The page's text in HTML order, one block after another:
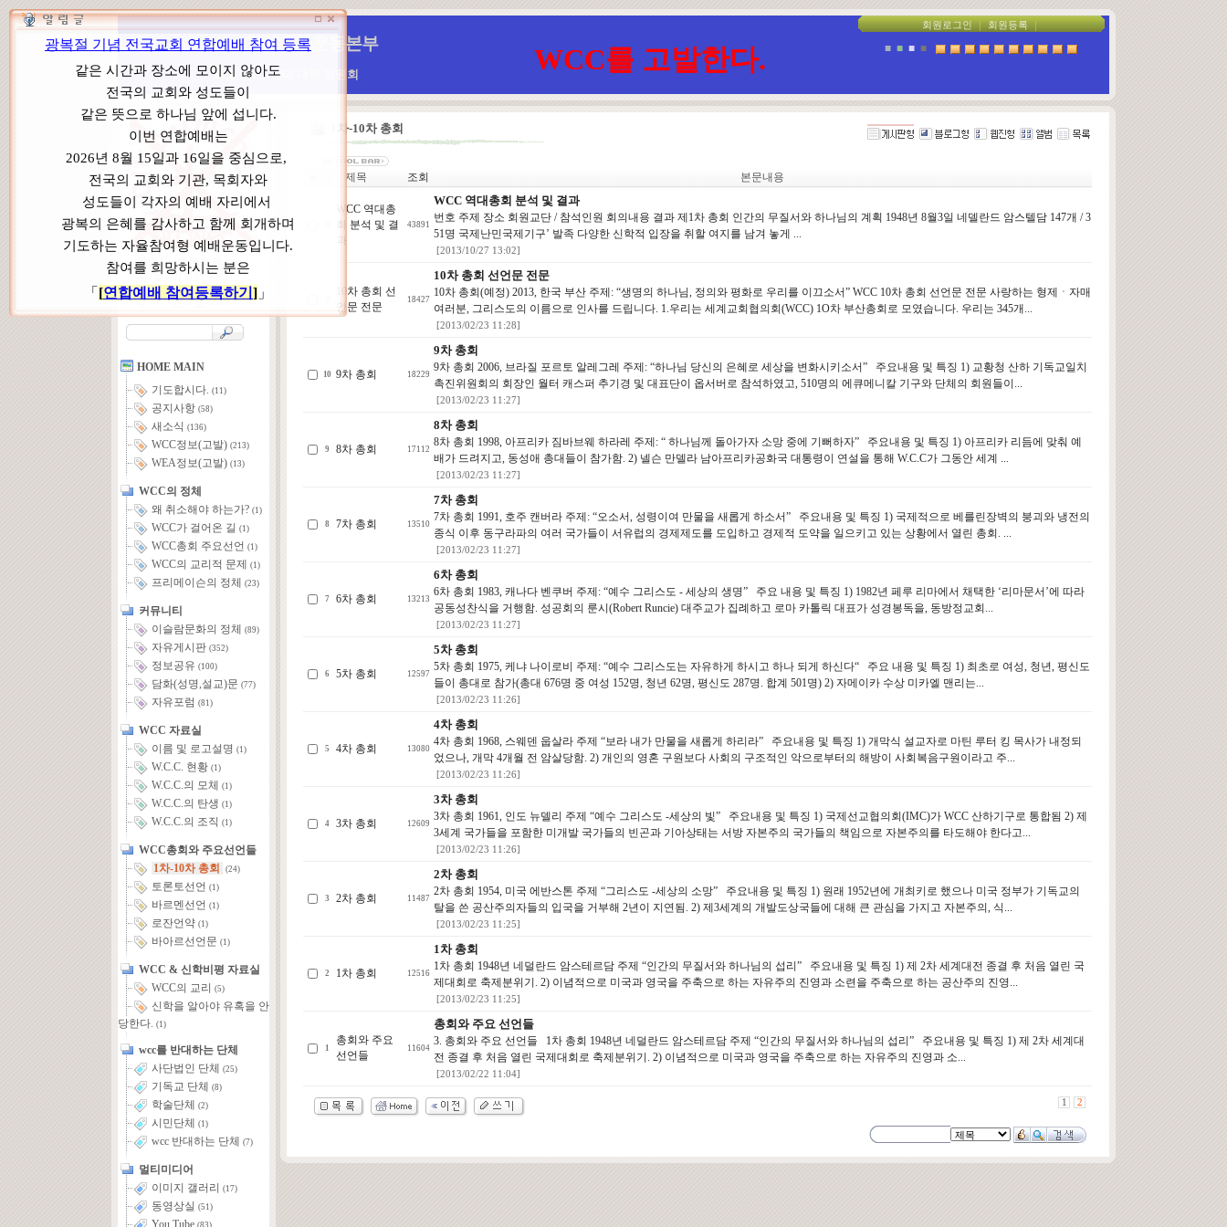
WCC 고발(반대)운동본부
특별 WCC 반대 대책 위원회 WCC를 고발한다.
회원로그인 회원등록
■ ■ ■ ■
본부장 : 박동호 목사
고 문 : 남성운 목사
위원장 : 이상원 목사
총 무 : 권태섭 목사
HOME MAIN
기도합시다. (11)
공지사항 (58)
새소식 (136)
WCC정보(고발) (213)
WEA정보(고발) (13)
WCC의 정체
왜 취소해야 하는가? (1)
WCC가 걸어온 길 (1)
WCC총회 주요선언 (1)
WCC의 교리적 문제 (1)
프리메이슨의 정체 (23)
커뮤니티
이슬람문화의 정체
(89)
자유게시판 (352)
정보공유 (100)
담화(성명,설교)문 (77)
자유포럼 (81)
WCC 자료실
이름 및 로고설명 (1)
W.C.C. 현황 (1)
W.C.C.의 모체 (1)
W.C.C.의 탄생 (1)
W.C.C.의 조직 (1)
WCC총회와 주요선언들
1차-10차 총회
(24)
토론토선언 (1)
바르멘선언 (1)
로잔언약 (1)
바아르선언문 (1)
WCC & 신학비평 자료실
WCC의 교리
(5)
신학을 알아야 유혹을 안
당한다. (1)
wcc를 반대하는 단체
사단법인 단체
(25)
기독교 단체 (8)
학술단체 (2)
시민단체 (1)
wcc 반대하는 단체 (7)
멀티미디어
이미지 갤러리
(17)
동영상실 (51)
You Tube
1차-10차 총회
제목 조회 본문내용
WCC 역대총
회 분석 및 결
43891
WCC 역대총회 분석 및 결과
번호 주제 장소 회원교단 / 참석인원 회의내용 결과 제1차 총회 인간의 무질서와 하나님의 계획 1948년 8월3일 네델란드 암스텔담 147개 / 3
51명 국제난민국제기구’ 발족 다양한 신학적 입장을 취할 여지를 남겨 놓게 ...
[2013/10/27 13:02]
10차 총회 선
언문 전문
18427
10차 총회 선언문 전문
10차 총회(예정) 2013, 한국 부산 주제: “생명의 하나님, 정의와 평화로 우리를 이끄소서” WCC 10차 총회 선언문 전문 사랑하는 형제ㆍ자매
여러분, 그리스도의 이름으로 인사를 드립니다. 1.우리는 세계교회협의회(WCC) 1O차 부산총회로 모였습니다. 우리는 345개...
[2013/02/23 11:28]
10 9차 총회 18229
9차 총회
9차 총회 2006, 브라질 포르토 알레그레 주제: “하나님 당신의 은혜로 세상을 변화시키소서” 주요내용 및 특징 1) 교황청 산하 기독교일치
촉진위원회의 회장인 월터 캐스퍼 추기경 및 대표단이 옵서버로 참석하였고, 510명의 에큐메니칼 기구와 단체의 회원들이...
[2013/02/23 11:27]
9 8차 총회 17112
8차 총회
8차 총회 1998, 아프리카 짐바브웨 하라레 주제: “ 하나님께 돌아가자 소망 중에 기뻐하자” 주요내용 및 특징 1) 아프리카 리듬에 맞춰 예
배가 드려지고, 동성애 총대들이 참가함. 2) 넬슨 만델라 남아프리카공화국 대통령이 연설을 통해 W.C.C가 그동안 세계 ...
[2013/02/23 11:27]
8 7차 총회 13510
7차 총회
7차 총회 1991, 호주 캔버라 주제: “오소서, 성령이여 만물을 새롭게 하소서” 주요내용 및 특징 1) 국제적으로 베를린장벽의 붕괴와 냉전의
종식 이후 동구라파의 여러 국가들이 서유럽의 경제제도를 도입하고 경제적 도약을 일으키고 있는 상황에서 열린 총회. ...
[2013/02/23 11:27]
7 6차 총회 13213
6차 총회
6차 총회 1983, 캐나다 벤쿠버 주제: “예수 그리스도 - 세상의 생명” 주요 내용 및 특징 1) 1982년 페루 리마에서 채택한 ‘리마문서’에 따라
공동성찬식을 거행함. 성공회의 룬시(Robert Runcie) 대주교가 집례하고 로마 카톨릭 대표가 성경봉독을, 동방정교회...
[2013/02/23 11:27]
6 5차 총회 12597
5차 총회
5차 총회 1975, 케냐 나이로비 주제: “예수 그리스도는 자유하게 하시고 하나 되게 하신다“ 주요 내용 및 특징 1) 최초로 여성, 청년, 평신도
들이 총대로 참가(총대 676명 중 여성 152명, 청년 62명, 평신도 287명. 합계 501명) 2) 자메이카 수상 미카엘 맨리는...
[2013/02/23 11:26]
5 4차 총회 13080
4차 총회
4차 총회 1968, 스웨덴 웁살라 주제 “보라 내가 만물을 새롭게 하리라” 주요내용 및 특징 1) 개막식 설교자로 마틴 루터 킹 목사가 내정되
었으나, 개막 4개월 전 암살당함. 2) 개인의 영혼 구원보다 사회의 구조적인 악으로부터의 해방이 사회복음구원이라고 주...
[2013/02/23 11:26]
4 3차 총회 12609
3차 총회
3차 총회 1961, 인도 뉴델리 주제 “예수 그리스도 -세상의 빛” 주요내용 및 특징 1) 국제선교협의회(IMC)가 WCC 산하기구로 통합됨 2) 제
3세계 국가들을 포함한 미개발 국가들의 빈곤과 기아상태는 서방 자본주의 국가들의 책임으로 자본주의를 타도해야 한다고...
[2013/02/23 11:26]
3 2차 총회 11487
2차 총회
2차 총회 1954, 미국 에반스톤 주제 “그리스도 -세상의 소망” 주요내용 및 특징 1) 원래 1952년에 개최키로 했으나 미국 정부가 기독교의
탈을 쓴 공산주의자들의 입국을 거부해 2년이 지연됨. 2) 제3세계의 개발도상국들에 대해 큰 관심을 가지고 자본주의, 식...
[2013/02/23 11:25]
2 1차 총회 12516
1차 총회
1차 총회 1948년 네덜란드 암스테르담 주제 “인간의 무질서와 하나님의 섭리” 주요내용 및 특징 1) 제 2차 세계대전 종결 후 처음 열린 국
제대회로 축제분위기. 2) 이념적으로 미국과 영국을 주축으로 하는 자유주의 진영과 소련을 주축으로 하는 공산주의 진영...
[2013/02/23 11:25]
1
총회와 주요
선언들
11604
총회와 주요 선언들
3. 총회와 주요 선언들 1차 총회 1948년 네덜란드 암스테르담 주제 “인간의 무질서와 하나님의 섭리” 주요내용 및 특징 1) 제 2차 세계대
전 종결 후 처음 열린 국제대회로 축제분위기. 2) 이념적으로 미국과 영국을 주축으로 하는 자유주의 진영과 소...
[2013/02/22 11:04]
1 2